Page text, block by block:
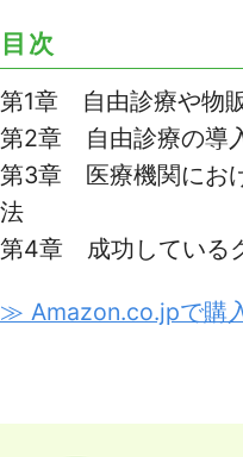
目次
第1章 自由診療や物
第2章 自由診療の導
第3章 医療機関にお
法
第4章 成功している
≫ Amazon.co.jpで購